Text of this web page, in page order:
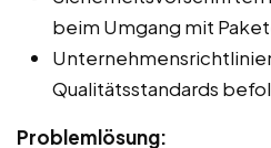
beim Umgang mit
Qualitätsstandards
Problemlösung: